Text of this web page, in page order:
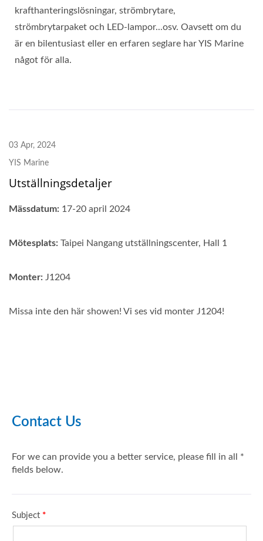
krafthanteringslösningar, strömbrytare,
strömbrytarpaket och LED-lampor...osv. Oavsett om du
är en bilentusiast eller en erfaren seglare har YIS Marine
något för alla.
03 Apr, 2024
YIS Marine
Utställningsdetaljer
Mässdatum: 17-20 april 2024
Mötesplats: Taipei Nangang utställningscenter, Hall 1
Monter: J1204
Missa inte den här showen! Vi ses vid monter J1204!